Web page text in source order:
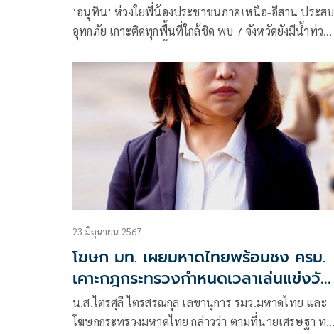
‘อนุทิน’ ห่วงใยพี่น้องประชาชนภาคเหนือ-อีสาน ประสบ
อุทกภัย เกาะติดทุกพื้นที่ใกล้ชิด พบ 7 จังหวัดยังมีน้ำท่วม
เกี่ยวข้องเร่งช่วยเหลือ
23 มิถุนายน 2567
โฆษก มท. เผยมหาดไทยพร้อมชง ครม.
เคาะกฎกระทรวงกำหนดเวลาเล่นแข่งวัว
ลาน 18.00 น. ถึง 06.00 น. ของวันรุ่ง
ขึ้น หนุนท่องเที่ยวกระตุ้นเศรษฐกิจตาม
น.ส.ไตรศุลี ไตรสรณกุล เลขานุการ รมว.มหาดไทย และ
โฆษกกระทรวงมหาดไทย กล่าวว่า ตามที่นายเศรษฐา ทวี